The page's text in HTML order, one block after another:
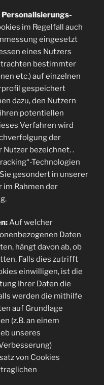
im Regelfall auch
eingesetzt
eines Nutzers
bestimmter
etc.) auf einzelnen
gespeichert
dazu, den Nutzern
ihren potentiellen
Verfahren wird
der
bezeichnet. .
Technologien
gesondert in unserer
im Rahmen der
Auf welcher
Daten
hängt davon ab, ob
Falls dies zutrifft
einwilligen, ist die
Ihrer Daten die
werden die mithilfe
auf Grundlage
(z.B. an einem
unseres
von Cookies